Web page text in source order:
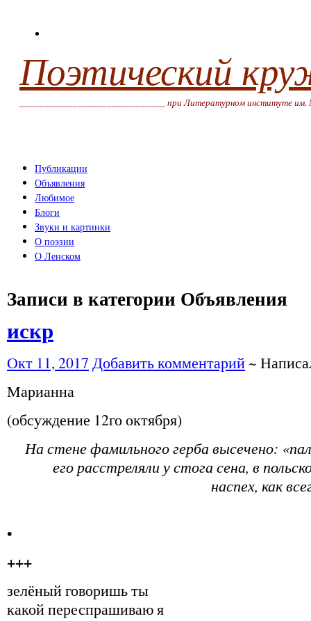
Поэтический
______________________________ при Литературном институте
Публикации
Объявления
Любимое
Блоги
Звуки и картинки
О поэзии
О Ленском
Записи в категории Объявления
искр
Окт 11, 2017 Добавить комментарий ~
Марианна
(обсуждение 12го октября)
На стене фамильного герба высечено:
его расстреляли у стога сена, в
наспех, как
•
+++
зелёный говоришь ты
какой переспрашиваю я